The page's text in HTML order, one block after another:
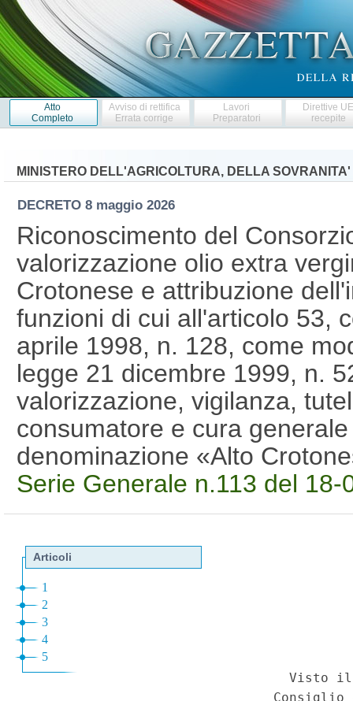
Atto
Completo
Avviso di rettifica
Errata corrige
Lavori
Preparatori
Direttive
recepite
MINISTERO DELL'AGRICOLTURA, DELLA
DECRETO 8 maggio 2026
Riconoscimento del
valorizzazione olio extra
Crotonese e attribuzione
funzioni di cui all'articolo 53,
aprile 1998, n. 128, come
legge 21 dicembre 1999, n.
valorizzazione, vigilanza,
consumatore e cura
denominazione «Alto
Serie Generale n.113 del 18-